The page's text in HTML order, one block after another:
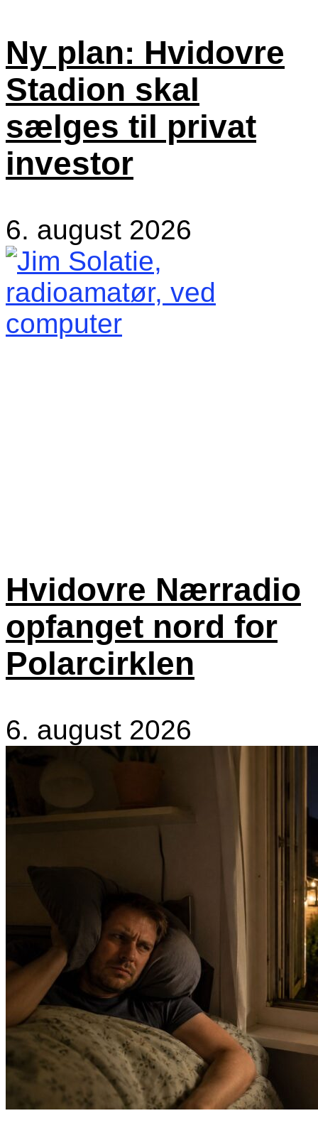
Ny plan: Hvidovre
Stadion skal
sælges til privat
investor
6. august 2026
Hvidovre Nærradio
opfanget nord for
Polarcirklen
6. august 2026